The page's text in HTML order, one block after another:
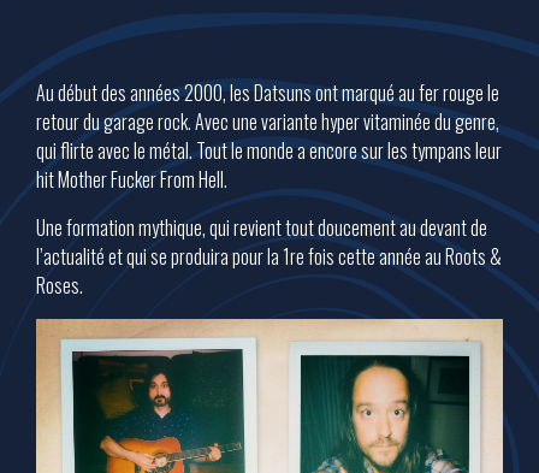
Au début des années 2000, les Datsuns ont marqué au fer rouge le
retour du garage rock. Avec une variante hyper vitaminée du genre,
qui flirte avec le métal. Tout le monde a encore sur les tympans leur
hit Mother Fucker From Hell.
Une formation mythique, qui revient tout doucement au devant de
l’actualité et qui se produira pour la 1re fois cette année au Roots &
Roses.